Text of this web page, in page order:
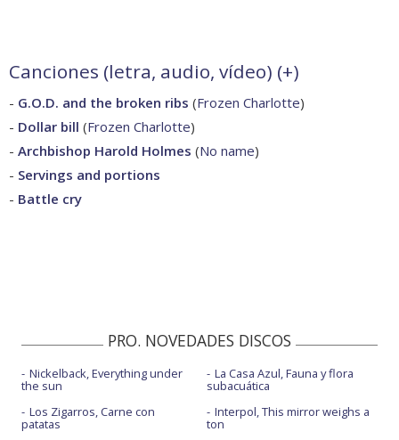
Canciones (letra, audio, vídeo) (+)
- G.O.D. and the broken ribs (Frozen Charlotte)
- Dollar bill (Frozen Charlotte)
- Archbishop Harold Holmes (No name)
- Servings and portions
- Battle cry
PRO. NOVEDADES DISCOS
Nickelback, Everything under
the sun
Los Zigarros, Carne con
patatas
La Casa Azul, Fauna y flora
subacuática
Interpol, This mirror weighs a
ton